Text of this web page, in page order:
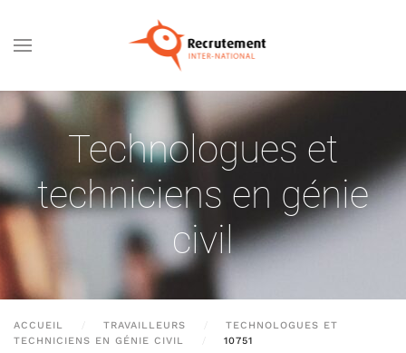
Passer au contenu principal
Technologues et
techniciens en génie
civil
ACCUEIL TRAVAILLEURS
TECHNOLOGUES ET
TECHNICIENS EN GÉNIE CIVIL
10751